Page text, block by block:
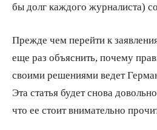
бы долг каждого журналиста)
Прежде чем перейти к
еще раз объяснить, почему
своими решениями ведет
Эта статья будет снова
что ее стоит внимательно